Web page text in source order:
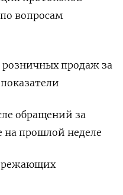
вопросам
продаж за
обращений за
на прошлой неделе